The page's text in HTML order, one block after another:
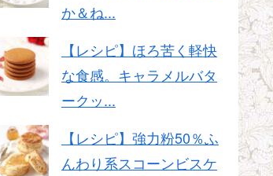
か＆ね...
【レシピ】ほろ苦く軽快
な食感。キャラメルバタ
ークッ...
【レシピ】強力粉50％ふ
んわり系スコーンビスケ